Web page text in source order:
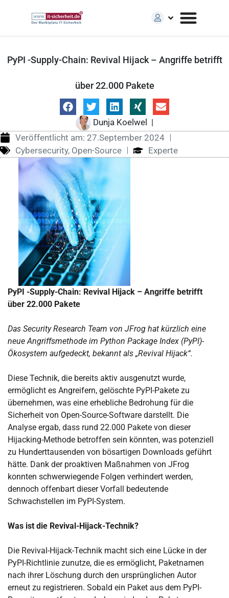
PyPI -Supply-Chain: Revival Hijack – Angriffe betrifft
über 22.000 Pakete
Dunja Koelwel
|
Veröffentlicht am: 27.September 2024
Cybersecurity, Open-Source Experte
PyPI -Supply-Chain: Revival Hijack – Angriffe betrifft
über 22.000 Pakete
Das Security Research Team von JFrog hat kürzlich eine
neue Angriffsmethode im Python Package Index (PyPI)-
Ökosystem aufgedeckt, bekannt als „Revival Hijack“.
Diese Technik, die bereits aktiv ausgenutzt wurde,
ermöglicht es Angreifern, gelöschte PyPI-Pakete zu
übernehmen, was eine erhebliche Bedrohung für die
Sicherheit von Open-Source-Software darstellt. Die
Analyse ergab, dass rund 22.000 Pakete von dieser
Hijacking-Methode betroffen sein könnten, was potenziell
zu Hunderttausenden von bösartigen Downloads geführt
hätte. Dank der proaktiven Maßnahmen von JFrog
konnten schwerwiegende Folgen verhindert werden,
dennoch offenbart dieser Vorfall bedeutende
Schwachstellen im PyPI-System.
Was ist die Revival-Hijack-Technik?
Die Revival-Hijack-Technik macht sich eine Lücke in der
PyPI-Richtlinie zunutze, die es ermöglicht, Paketnamen
nach ihrer Löschung durch den ursprünglichen Autor
erneut zu registrieren. Sobald ein Paket aus dem PyPI-